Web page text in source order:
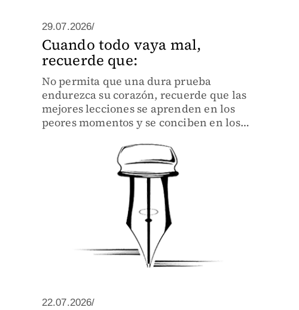
29.07.2026/
Cuando todo vaya mal,
recuerde que:
No permita que una dura prueba
endurezca su corazón, recuerde que las
mejores lecciones se aprenden en los
peores momentos y se conciben en los
22.07.2026/